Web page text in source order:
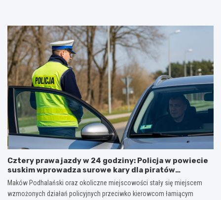
n
y
w
z
r
o
s
d
w
i
z
i
n
M
s
k
o
t
u
r
y
y
c
z
M
a
ł
o
m
.
K
a
r
d
y
ł
a
F
n
c
i
s
Cztery prawa jazdy w 24 godziny: Policja w powiecie
suskim wprowadza surowe kary dla piratów
drogowych!
Maków Podhalański oraz okoliczne miejscowości stały się miejscem
wzmożonych działań policyjnych przeciwko kierowcom łamiącym